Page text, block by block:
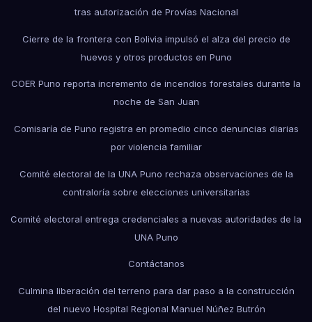
tras autorización de Provías Nacional
Cierre de la frontera con Bolivia impulsó el alza del precio de
huevos y otros productos en Puno
COER Puno reporta incremento de incendios forestales durante la
noche de San Juan
Comisaría de Puno registra en promedio cinco denuncias diarias
por violencia familiar
Comité electoral de la UNA Puno rechaza observaciones de la
contraloría sobre elecciones universitarias
Comité electoral entrega credenciales a nuevas autoridades de la
UNA Puno
Contáctanos
Culmina liberación del terreno para dar paso a la construcción
del nuevo Hospital Regional Manuel Núñez Butrón